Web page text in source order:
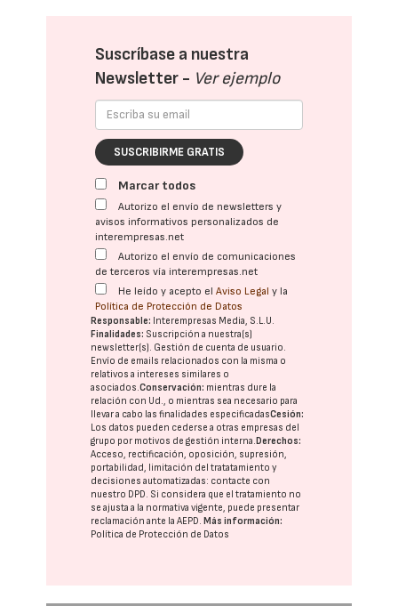
Suscríbase a nuestra
Newsletter - Ver ejemplo
SUSCRIBIRME GRATIS
Marcar todos
Autorizo el envío de newsletters y
avisos informativos personalizados de
interempresas.net
Autorizo el envío de comunicaciones
de terceros vía interempresas.net
He leído y acepto elAviso Legal y la
Política de Protección de Datos
Responsable: Interempresas Media, S.L.U.
Finalidades: Suscripción a nuestra(s)
newsletter(s). Gestión de cuenta de usuario.
Envío de emails relacionados con la misma o
relativos a intereses similares o
asociados.Conservación: mientras dure la
relación con Ud., o mientras sea necesario para
llevar a cabo las finalidades especificadasCesión:
Los datos pueden cederse a otras empresas del
grupo por motivos de gestión interna.Derechos:
Acceso, rectificación, oposición, supresión,
portabilidad, limitación del tratatamiento y
decisiones automatizadas: contacte con
nuestro DPD. Si considera que el tratamiento no
se ajusta a la normativa vigente, puede presentar
reclamación ante laAEPD.Más información:
Política de Protección de Datos